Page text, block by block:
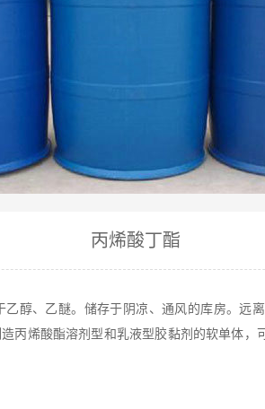
丙烯酸丁酯
、乙醚。储存于阴凉、通风的库房。远
丙烯酸酯溶剂型和乳液型胶黏剂的软单体